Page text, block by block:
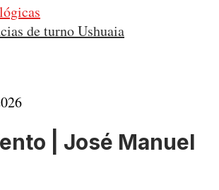
de turno Ushuaia
| José Manuel